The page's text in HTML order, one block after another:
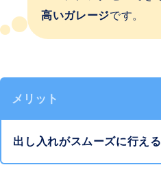
高いガレージです。
メリット
出し入れがスムーズに行える